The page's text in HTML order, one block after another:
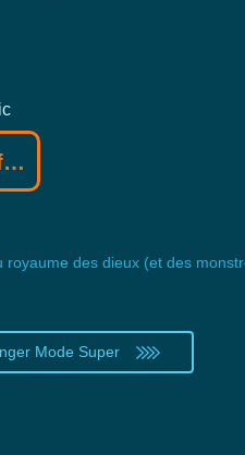
des dieux (et des
Mode Super